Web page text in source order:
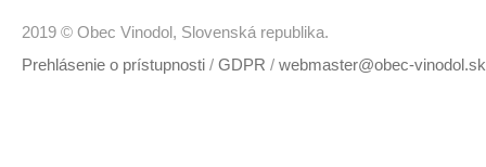
2019 © Obec Vinodol, Slovenská republika.
Prehlásenie o prístupnosti / GDPR / webmaster@obec-vinodol.sk